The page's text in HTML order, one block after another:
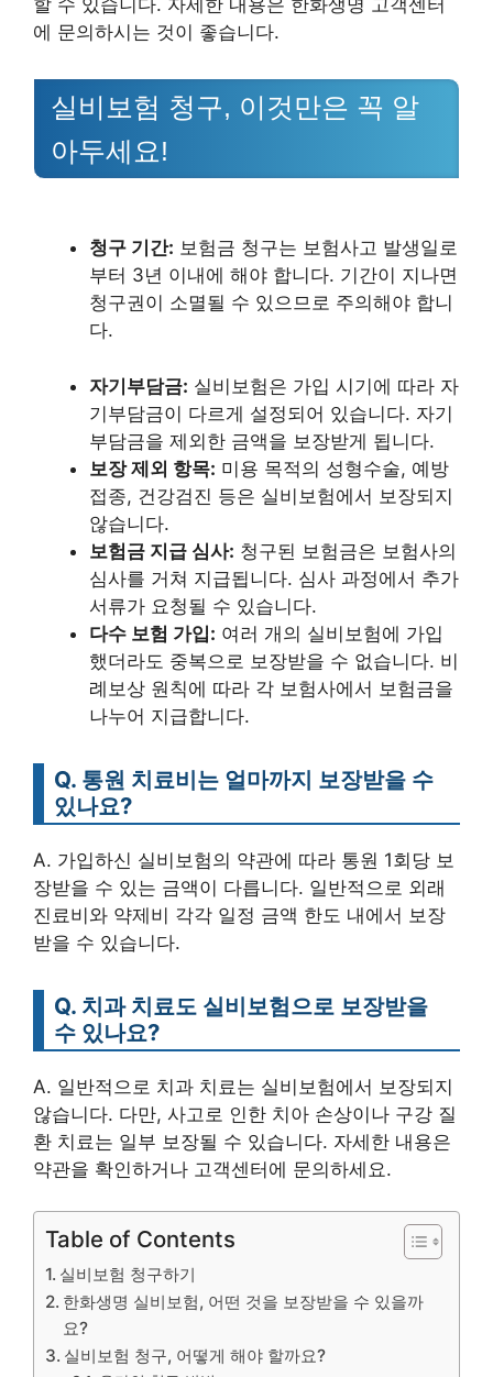
할 수 있습니다. 자세한 내용은 한화생명 고객센터
에 문의하시는 것이 좋습니다.
실비보험 청구, 이것만은 꼭 알
아두세요!
청구 기간: 보험금 청구는 보험사고 발생일로
부터 3년 이내에 해야 합니다. 기간이 지나면
청구권이 소멸될 수 있으므로 주의해야 합니
다.
자기부담금: 실비보험은 가입 시기에 따라 자
기부담금이 다르게 설정되어 있습니다. 자기
부담금을 제외한 금액을 보장받게 됩니다.
보장 제외 항목: 미용 목적의 성형수술, 예방
접종, 건강검진 등은 실비보험에서 보장되지
않습니다.
보험금 지급 심사: 청구된 보험금은 보험사의
심사를 거쳐 지급됩니다. 심사 과정에서 추가
서류가 요청될 수 있습니다.
다수 보험 가입: 여러 개의 실비보험에 가입
했더라도 중복으로 보장받을 수 없습니다. 비
례보상 원칙에 따라 각 보험사에서 보험금을
나누어 지급합니다.
Q. 통원 치료비는 얼마까지 보장받을 수
있나요?
A. 가입하신 실비보험의 약관에 따라 통원 1회당 보
장받을 수 있는 금액이 다릅니다. 일반적으로 외래
진료비와 약제비 각각 일정 금액 한도 내에서 보장
받을 수 있습니다.
Q. 치과 치료도 실비보험으로 보장받을
수 있나요?
A. 일반적으로 치과 치료는 실비보험에서 보장되지
않습니다. 다만, 사고로 인한 치아 손상이나 구강 질
환 치료는 일부 보장될 수 있습니다. 자세한 내용은
약관을 확인하거나 고객센터에 문의하세요.
Table of Contents
실비보험 청구하기
한화생명 실비보험, 어떤 것을 보장받을 수 있을까
요?
실비보험 청구, 어떻게 해야 할까요?